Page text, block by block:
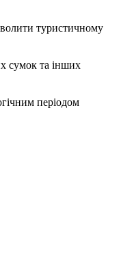
туристичному
сумок та інших
періодом